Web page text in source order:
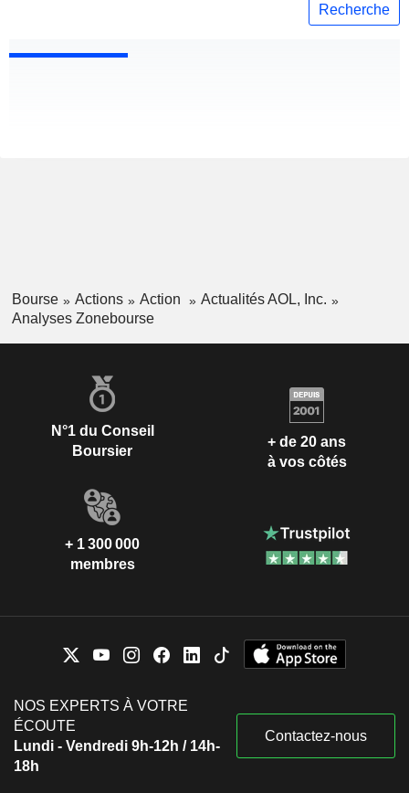
Recherche
Bourse Actions Action
Actualités AOL, Inc.
Analyses Zonebourse
N°1 du Conseil
Boursier
+ de 20 ans
à vos côtés
+ 1 300 000
membres
NOS EXPERTS À VOTRE
ÉCOUTE
Lundi - Vendredi 9h-12h / 14h-
18h
Contactez-nous